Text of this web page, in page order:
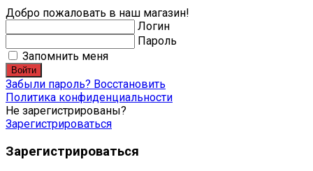
Добро пожаловать в наш магазин!
Логин
Пароль
Запомнить меня
Войти
Забыли пароль? Восстановить
Политика конфиденциальности
Не зарегистрированы?
Зарегистрироваться
Зарегистрироваться